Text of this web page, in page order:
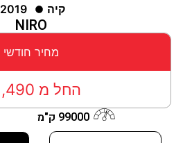
קיה 2019
NIRO
מחיר חודשי
החל מ ₪1,490
99000 ק"מ